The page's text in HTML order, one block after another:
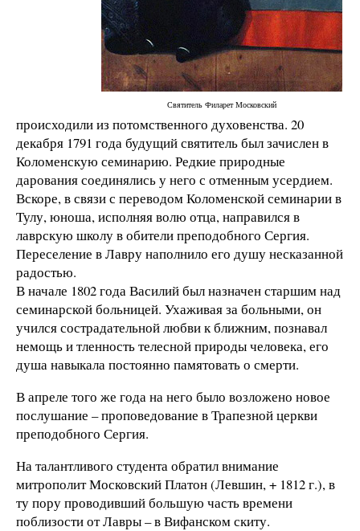
Святитель Филарет Московский
происходили из потомственного духовенства. 20
декабря 1791 года будущий святитель был зачислен в
Коломенскую семинарию. Редкие природные
дарования соединялись у него с отменным усердием.
Вскоре, в связи с переводом Коломенской семинарии в
Тулу, юноша, исполняя волю отца, направился в
лаврскую школу в обители преподобного Сергия.
Переселение в Лавру наполнило его душу несказанной
радостью.
В начале 1802 года Василий был назначен старшим над
семинарской больницей. Ухаживая за больными, он
учился сострадательной любви к ближним, познавал
немощь и тленность телесной природы человека, его
душа навыкала постоянно памятовать о смерти.
В апреле того же года на него было возложено новое
послушание – проповедование в Трапезной церкви
преподобного Сергия.
На талантливого студента обратил внимание
митрополит Московский Платон (Левшин, + 1812 г.), в
ту пору проводивший большую часть времени
поблизости от Лавры – в Вифанском скиту.